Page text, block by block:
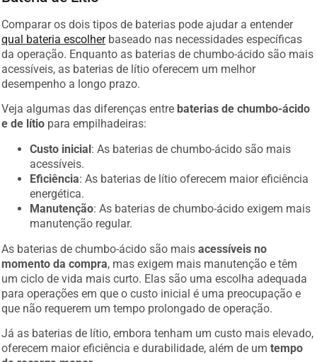
Comparar os dois tipos de baterias pode ajudar a entender
qual bateria escolherbaseado nas necessidades específicas
da operação. Enquanto as baterias de chumbo-ácido são mais
acessíveis, as baterias de lítio oferecem um melhor
desempenho a longo prazo.
Veja algumas das diferenças entre baterias de chumbo-ácido
e de lítio para empilhadeiras:
Custo inicial: As baterias de chumbo-ácido são mais
acessíveis.
Eficiência: As baterias de lítio oferecem maior eficiência
energética.
Manutenção: As baterias de chumbo-ácido exigem mais
manutenção regular.
As baterias de chumbo-ácido são maisacessíveis no
momento da compra, mas exigem mais manutenção e têm
um ciclo de vida mais curto. Elas são uma escolha adequada
para operações em que o custo inicial é uma preocupação e
que não requerem um tempo prolongado de operação.
Já as baterias de lítio, embora tenham um custo mais elevado,
oferecem maior eficiência e durabilidade, além de umtempo